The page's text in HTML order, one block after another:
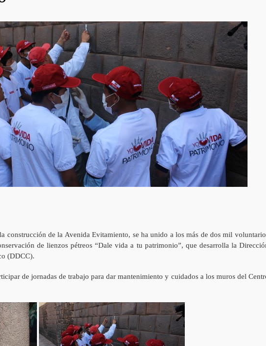
construcción de la Avenida Evitamiento, se ha unido a los más de dos mil
de lienzos pétreos “Dale vida a tu patrimonio”, que desarrolla la
(DDCC).
de jornadas de trabajo para dar mantenimiento y cuidados a los muros del